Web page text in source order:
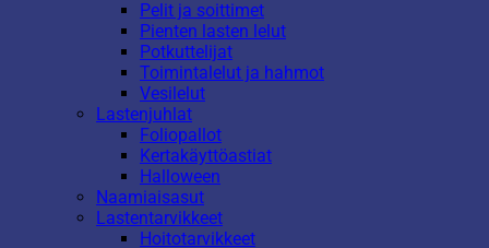
Pelit ja soittimet
Pienten lasten lelut
Potkuttelijat
Toimintalelut ja hahmot
Vesilelut
Lastenjuhlat
Foliopallot
Kertakäyttöastiat
Halloween
Naamiaisasut
Lastentarvikkeet
Hoitotarvikkeet